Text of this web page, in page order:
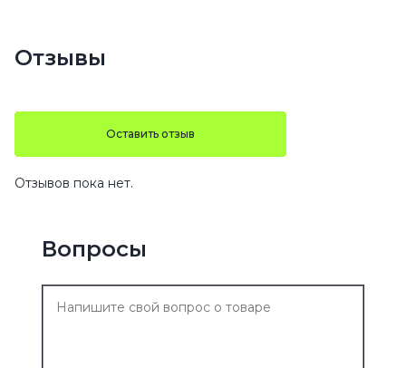
Отзывы
Оставить отзыв
Отзывов пока нет.
Вопросы